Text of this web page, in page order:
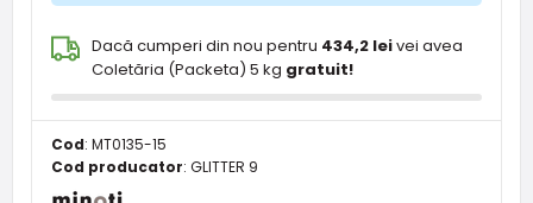
Dacă cumperi din nou pentru 434,2 leivei avea
Coletăria (Packeta) 5 kg gratuit!
Cod: MT0135-15
Cod producator: GLITTER 9